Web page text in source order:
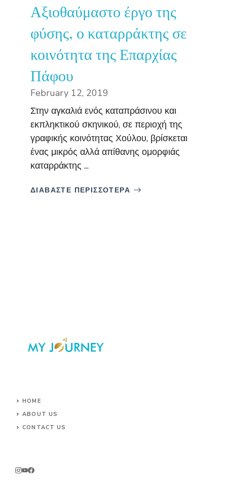
Αξιοθαύμαστο έργο της
φύσης, ο καταρράκτης σε
κοινότητα της Επαρχίας
Πάφου
February 12, 2019
Στην αγκαλιά ενός καταπράσινου και
εκπληκτικού σκηνικού, σε περιοχή της
γραφικής κοινότητας Χούλου, βρίσκεται
ένας μικρός αλλά απίθανης ομορφιάς
καταρράκτης ...
ΔΙΑΒΑΣΤΕ ΠΕΡΙΣΣΟΤΕΡΑ
HOME
ABOUT US
CONTACT US